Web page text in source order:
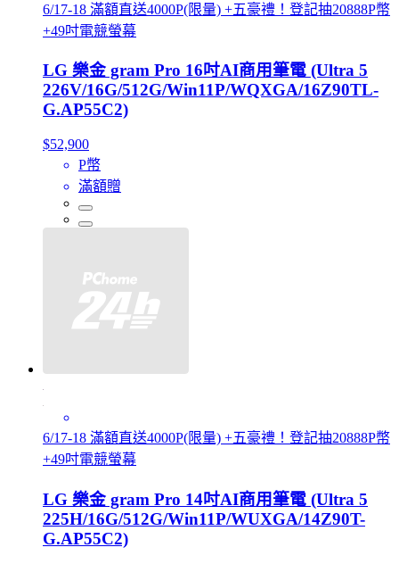
6/17-18 滿額直送4000P(限量) +五豪禮！登記抽20888P幣
+49吋電競螢幕
LG 樂金 gram Pro 16吋AI商用筆電 (Ultra 5
226V/16G/512G/Win11P/WQXGA/16Z90TL-
G.AP55C2)
$52,900
P幣
滿額贈
6/17-18 滿額直送4000P(限量) +五豪禮！登記抽20888P幣
+49吋電競螢幕
LG 樂金 gram Pro 14吋AI商用筆電 (Ultra 5
225H/16G/512G/Win11P/WUXGA/14Z90T-
G.AP55C2)